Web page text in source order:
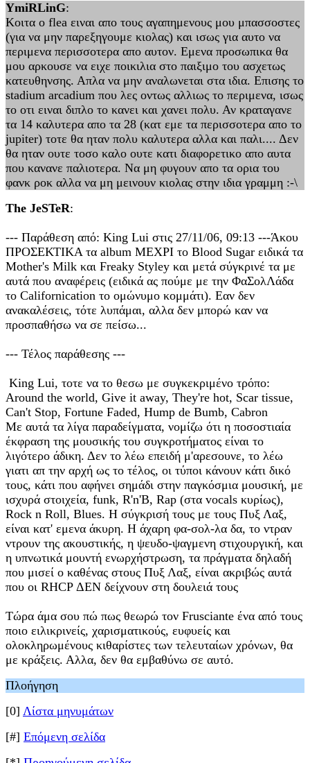
YmiRLinG:
Κοιτα ο flea ειναι απο τους αγαπημενους μου μπασσοστες
(για να μην παρεξηγουμε κιολας) και ισως για αυτο να
περιμενα περισσοτερα απο αυτον. Εμενα προσωπικα θα
μου αρκουσε να ειχε ποικιλια στο παιξιμο του ασχετως
κατευθηνσης. Απλα να μην αναλωνεται στα ιδια. Επισης το
stadium arcadium που λες οντως αλλιως το περιμενα, ισως
το οτι ειναι διπλο το κανει και χανει πολυ. Αν κραταγανε
τα 14 καλυτερα απο τα 28 (κατ εμε τα περισσοτερα απο το
jupiter) τοτε θα ηταν πολυ καλυτερα αλλα και παλι.... Δεν
θα ηταν ουτε τοσο καλο ουτε κατι διαφορετικο απο αυτα
που κανανε παλιοτερα. Να μη φυγουν απο τα ορια του
φανκ ροκ αλλα να μη μεινουν κιολας στην ιδια γραμμη :-\
The JeSTeR:
--- Παράθεση από: King Lui στις 27/11/06, 09:13 ---Άκου
ΠΡΟΣΕΚΤΙΚΑ τα album ΜΕΧΡΙ το Blood Sugar ειδικά τα
Mother's Milk και Freaky Styley και μετά σύγκρινέ τα με
αυτά που αναφέρεις (ειδικά ας πούμε με την ΦαΣολΛάδα
το Californication το ομώνυμο κομμάτι). Εαν δεν
ανακαλέσεις, τότε λυπάμαι, αλλα δεν μπορώ καν να
προσπαθήσω να σε πείσω...
--- Τέλος παράθεσης ---
King Lui, τοτε να το θεσω με συγκεκριμένο τρόπο:
Around the world, Give it away, They're hot, Scar tissue,
Can't Stop, Fortune Faded, Hump de Bumb, Cabron
Με αυτά τα λίγα παραδείγματα, νομίζω ότι η ποσοστιαία
έκφραση της μουσικής του συγκροτήματος είναι το
λιγότερο άδικη. Δεν το λέω επειδή μ'αρεσουνε, το λέω
γιατι απ την αρχή ως το τέλος, οι τύποι κάνουν κάτι δικό
τους, κάτι που αφήνει σημάδι στην παγκόσμια μουσική, με
ισχυρά στοιχεία, funk, R'n'B, Rap (στα vocals κυρίως),
Rock n Roll, Blues. Η σύγκρισή τους με τους Πυξ Λαξ,
είναι κατ' εμενα άκυρη. Η άχαρη φα-σολ-λα δα, το ντραν
ντρουν της ακουστικής, η ψευδο-ψαγμενη στιχουργική, και
η υπνωτικά μουντή ενωρχήστρωση, τα πράγματα δηλαδή
που μισεί ο καθένας στους Πυξ Λαξ, είναι ακριβώς αυτά
που οι RHCP ΔΕΝ δείχνουν στη δουλειά τους
Τώρα άμα σου πώ πως θεωρώ τον Frusciante ένα από τους
ποιο ειλικρινείς, χαρισματικούς, ευφυείς και
ολοκληρωμένους κιθαρίστες των τελευταίων χρόνων, θα
με κράξεις. Αλλα, δεν θα εμβαθύνω σε αυτό.
Πλοήγηση
[0] Λίστα μηνυμάτων
[#] Επόμενη σελίδα